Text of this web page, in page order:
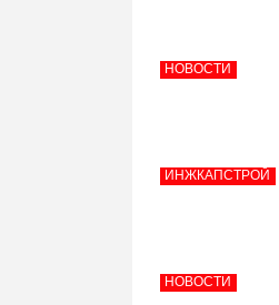
НОВОСТИ
ИНЖКАПСТРОЙ
НОВОСТИ